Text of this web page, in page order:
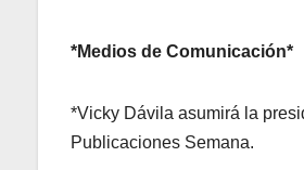
*Medios de Comunicación*
*Vicky Dávila asumirá la
Publicaciones Semana.